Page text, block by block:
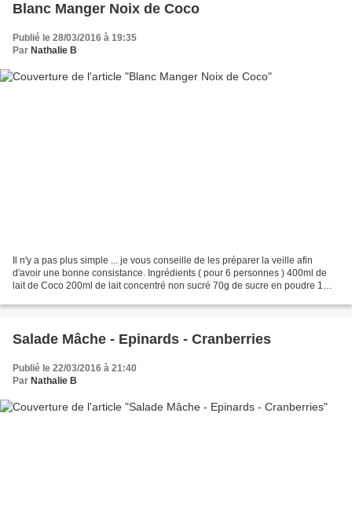
Blanc Manger Noix de Coco
Publié le 28/03/2016 à 19:35
Par Nathalie B
Il n'y a pas plus simple ... je vous conseille de les préparer la veille afin
d'avoir une bonne consistance. Ingrédients ( pour 6 personnes ) 400ml de
lait de Coco 200ml de lait concentré non sucré 70g de sucre en poudre 1
Salade Mâche - Epinards - Cranberries
Publié le 22/03/2016 à 21:40
Par Nathalie B